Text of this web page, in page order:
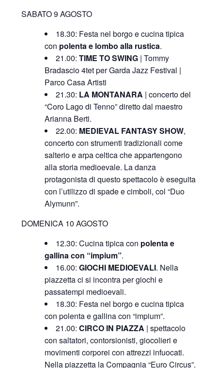
SABATO 9 AGOSTO
18.30: Festa nel borgo e cucina tipica
con polenta e lombo alla rustica.
21.00: TIME TO SWING | Tommy
Bradascio 4tet per Garda Jazz Festival |
Parco Casa Artisti
21.30: LA MONTANARA | concerto del
“Coro Lago di Tenno” diretto dal maestro
Arianna Berti.
22.00: MEDIEVAL FANTASY SHOW,
concerto con strumenti tradizionali come
salterio e arpa celtica che appartengono
alla storia medioevale. La danza
protagonista di questo spettacolo è eseguita
con l’utilizzo di spade e cimboli, col “Duo
Alymunn”.
DOMENICA 10 AGOSTO
12.30: Cucina tipica con polenta e
gallina con “impium”.
16.00: GIOCHI MEDIOEVALI. Nella
piazzetta ci si incontra per giochi e
passatempi medioevali.
18.30: Festa nel borgo e cucina tipica
con polenta e gallina con “impium”.
21.00: CIRCO IN PIAZZA | spettacolo
con saltatori, contorsionisti, giocolieri e
movimenti corporei con attrezzi infuocati.
Nella piazzetta la Compagnia “Euro Circus”.